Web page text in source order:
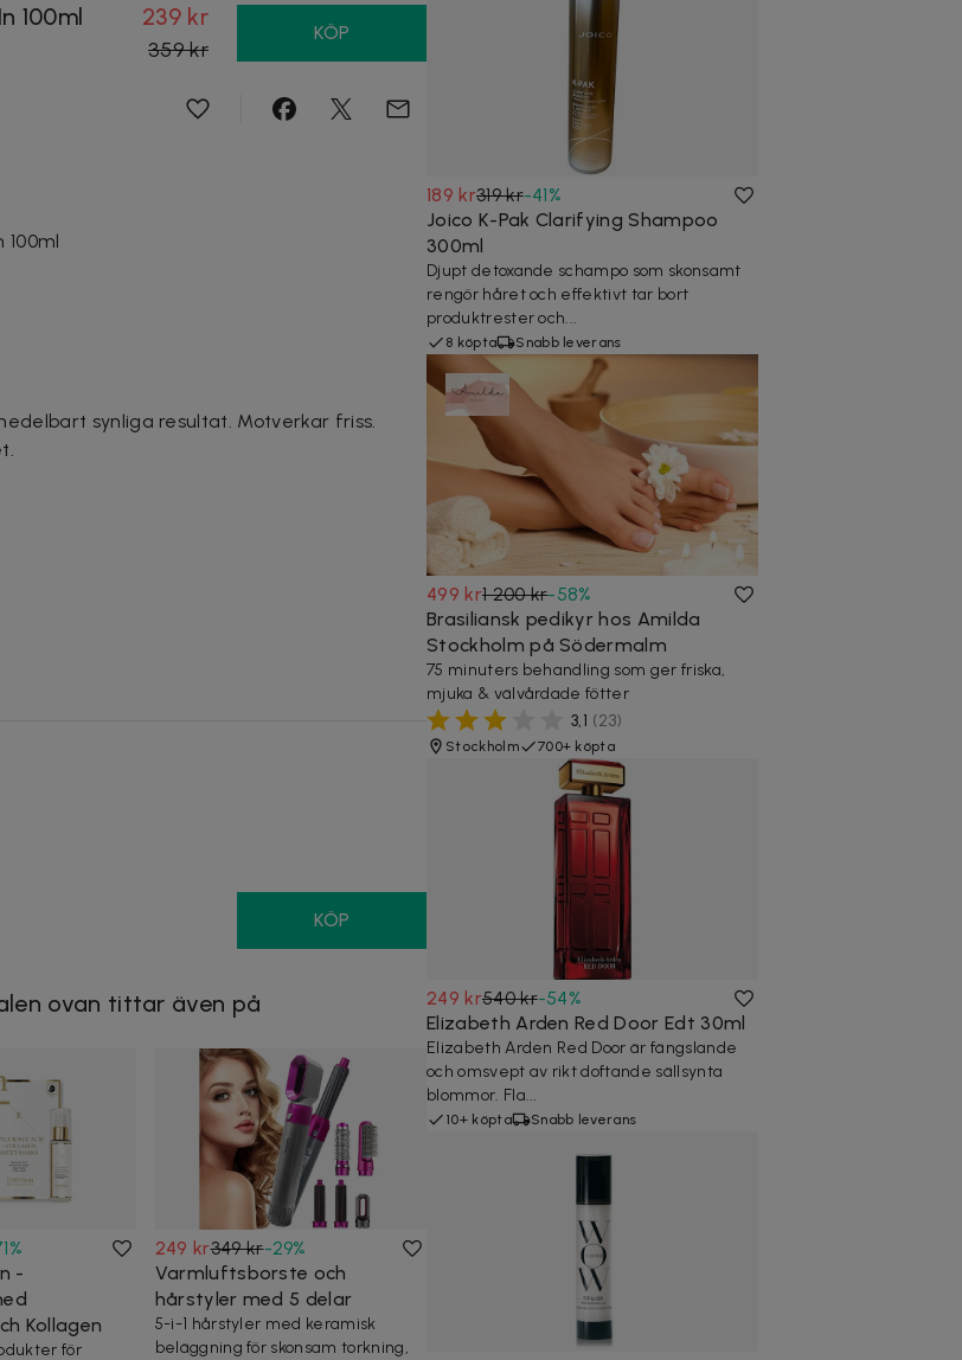
100ml 239 kr
359 kr
KÖP
100ml
synliga resultat. Motverkar friss.
KÖP
ovan tittar även på
%
-
Kollagen
för
249 kr349 kr-29%
Varmluftsborste och
hårstyler med 5 delar
5-i-1 hårstyler med keramisk
beläggning för skonsam torkning,
189 kr319 kr-41%
Joico K-Pak Clarifying Shampoo
300ml
Djupt detoxande schampo som skonsamt
rengör håret och effektivt tar bort
produktrester och...
8 köpta Snabb leverans
499 kr1 200 kr-58%
Brasiliansk pedikyr hos Amilda
Stockholm på Södermalm
75 minuters behandling som ger friska,
mjuka & välvårdade fötter
3,1 (23)
Stockholm 700+ köpta
249 kr540 kr-54%
Elizabeth Arden Red Door Edt 30ml
Elizabeth Arden Red Door är fängslande
och omsvept av rikt doftande sällsynta
blommor. Fla...
10+ köpta Snabb leverans